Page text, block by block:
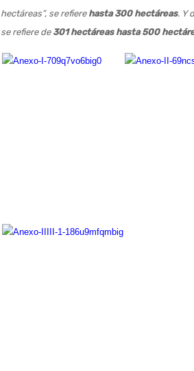
hectáreas”, se refiere hasta 300 hectáreas. Y
se refiere de 301 hectáreas hasta 500